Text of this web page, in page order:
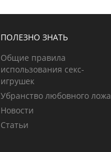
ПОЛЕЗНО ЗНАТЬ
Общие правила
использования секс-
игрушек
Убранство любовного ложа
Новости
Статьи